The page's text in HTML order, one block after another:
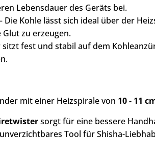
Lebensdauer des Geräts bei.
Die Kohle lässt sich ideal über der
zu erzeugen.
sitzt fest und stabil auf dem
mit einer Heizspirale von 10 - 11
sorgt für eine bessere
Tool für Shisha-